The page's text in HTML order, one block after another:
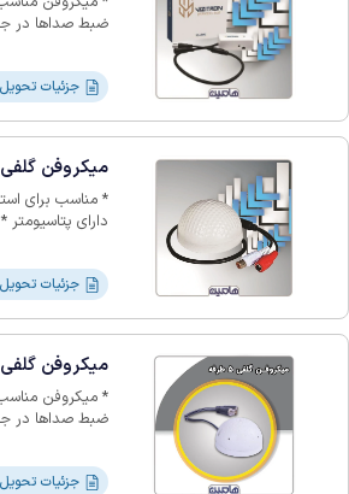
ضبط صداها در
گارانتی
جزئیات تحویل و گارانتی
میکروفن گلفی
دارای پتاسیومتر * بدنه پلاستیکی * بدون گارانتی
جزئیات تحویل و گارانتی
میکروفن گلفی 5 طرفه
ضبط صداها در
گارانتی
جزئیات تحویل و گارانتی